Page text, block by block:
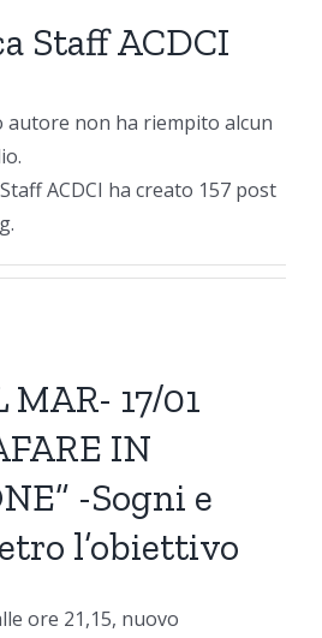
Staff ACDCI
autore non ha riempito alcun
ACDCI ha creato 157 post
17/01
IN
-Sogni e
l’obiettivo
ore 21,15, nuovo